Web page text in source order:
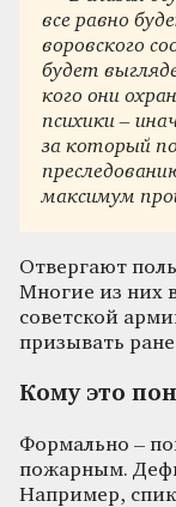
все равно
воровского
будет
кого они
психики –
за который
максимум
Отвергают
Многие из них
советской
призывать
Кому это
Формально –
пожарным.
Например,